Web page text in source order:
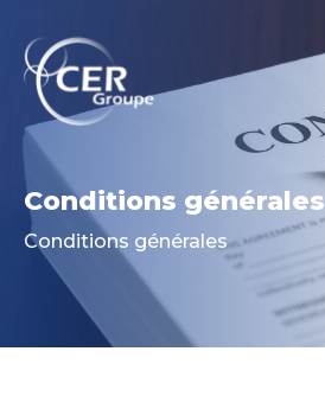
Conditions générales
Conditions générales